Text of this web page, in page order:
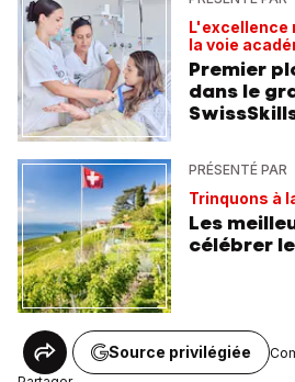
L'excellence
la voie
Premier
dans le
PRÉSENTÉ PAR
Trinquons à
Les
célébrer
Source privilégiée